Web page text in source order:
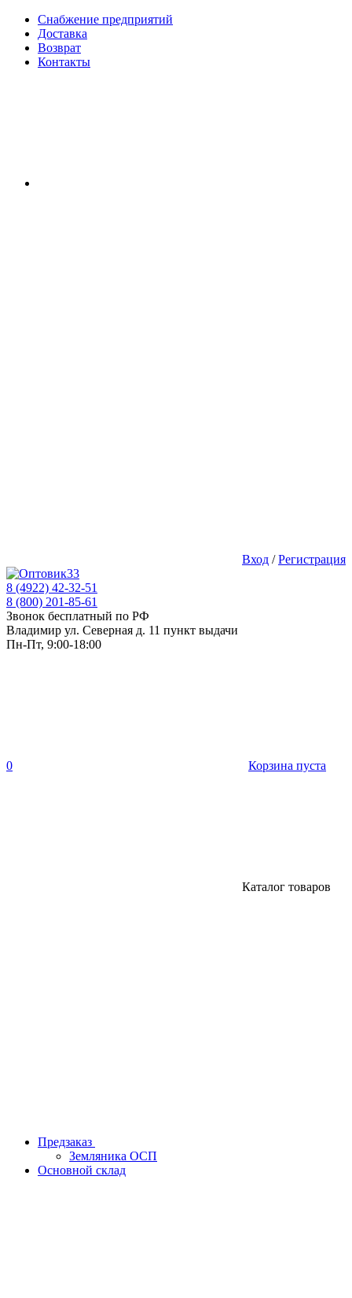
Снабжение предприятий
Доставка
Возврат
Контакты
Вход /Регистрация
8 (4922) 42-32-51
8 (800) 201-85-61
Звонок бесплатный по РФ
Владимир ул. Северная д. 11 пункт выдачи
Пн-Пт, 9:00-18:00
0 Корзина пуста
Каталог товаров
Предзаказ
Земляника ОСП
Основной склад